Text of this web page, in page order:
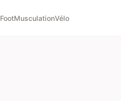
FootMusculationVélo